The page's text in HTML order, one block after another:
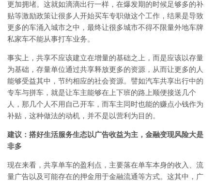
更加拥堵。这就如滴滴出行一样，在爆发期的时候足够多的补
贴等激励政策让很多人开始买车专职做这个工作，结果是导致
更多的车涌入城市之中，最终让很多城市不得不限量外地车牌
私家车不能从事打车业务。
事实上，共享不应该建立在增量的基础之上，而是应该以存量
为基础，存量单位通过共享释放更多的资源，从而让更多的人
能够受益其中，节约相应的社会资源。譬如汽车共享出行中的
专车与拼车，就是让车主能够在上下班的路上顺便接送几个
人，那几个人不用自己开车，而车主同时也能的赚点小钱作为
补贴，这种做法的动机，并不是以营利为目的。
建议：搭好生活服务生态以广告收益为主，金融变现风险大是
非多
现在来看，共享单车的盈利点，主要落在单车本身的收入、流
量广告以及可能存在的押金用于金融流通等方式。这其中，广